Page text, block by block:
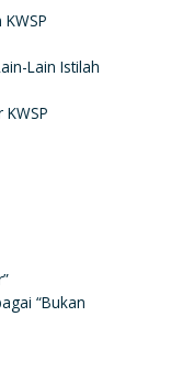
Lain Istilah
“Bukan